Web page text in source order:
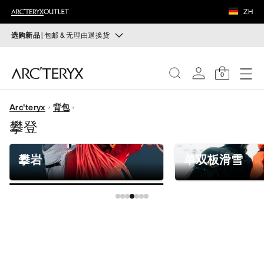
ZH
选购新品| 包邮 & 无理由退换货
运动员的需求，设计师的动力——在优化现有畅销产品的
同时，启发全新的解决方案。新款装备定期上架。
选购女士
无理由退换货
改变主意了？ 30天内购买的符合条件的商品可退换货。
开始免费退货。
0
女士
男士
鞋履
装备
VEILANCE
发现
Arc'teryx 背包
攀登
攀岩 单双板滑雪